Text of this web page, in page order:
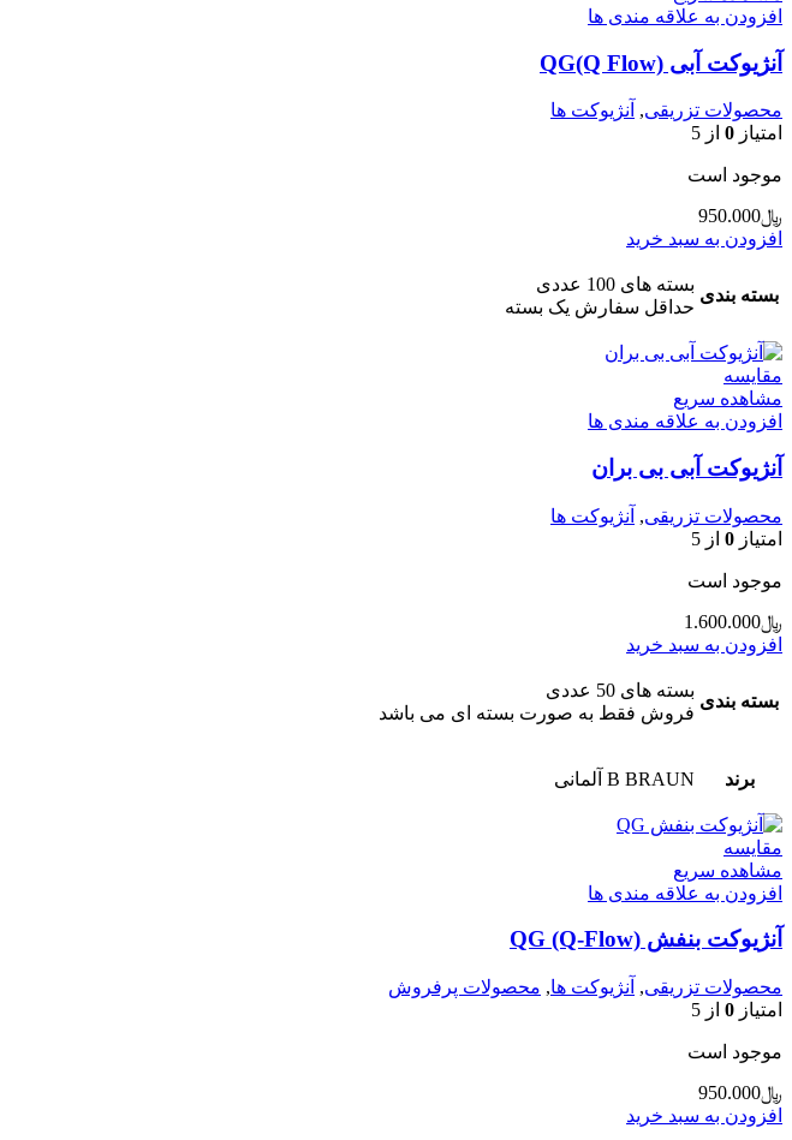
افزودن به علاقه مندی ها
آنژیوکت آبی QG(Q Flow)
محصولات تزریقی, آنژیوکت ها
امتیاز 0 از 5
موجود است
﷼950.000
افزودن به سبد خرید
بسته بندی
بسته های 100 عددی
حداقل سفارش یک بسته
مقایسه
مشاهده سریع
افزودن به علاقه مندی ها
آنژیوکت آبی بی بران
محصولات تزریقی, آنژیوکت ها
امتیاز 0 از 5
موجود است
﷼1.600.000
افزودن به سبد خرید
بسته بندی
بسته های 50 عددی
فروش فقط به صورت بسته ای می باشد
برند B BRAUN آلمانی
مقایسه
مشاهده سریع
افزودن به علاقه مندی ها
آنژیوکت بنفش QG (Q-Flow)
محصولات تزریقی, آنژیوکت ها, محصولات پرفروش
امتیاز 0 از 5
موجود است
﷼950.000
افزودن به سبد خرید